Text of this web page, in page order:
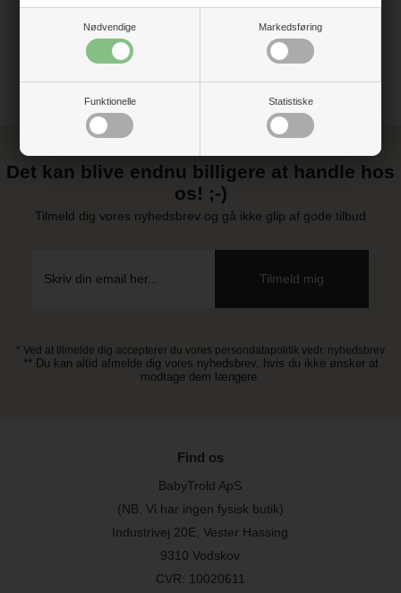
Nødvendige Markedsføring
Funktionelle Statistiske
Det kan blive endnu billigere at handle hos
os! ;-)
Tilmeld dig vores nyhedsbrev og gå ikke glip af gode tilbud
* Ved at tilmelde dig accepterer du vores persondatapolitik vedr. nyhedsbrev
** Du kan altid afmelde dig vores nyhedsbrev, hvis du ikke ønsker at
modtage dem længere.
Find os
BabyTrold ApS
(NB. Vi har ingen fysisk butik)
Industrivej 20E, Vester Hassing
9310 Vodskov
CVR: 10020611